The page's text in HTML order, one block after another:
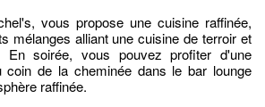
vous propose une cuisine raffinée,
mélanges alliant une cuisine de terroir et
soirée, vous pouvez profiter d'une
coin de la cheminée dans le bar lounge
raffinée.